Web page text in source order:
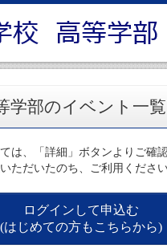
学部のイベント一覧
は、「詳細」ボタンよりご確
ただいたのち、ご利用ください
ログインして申込む
(はじめての方もこちらから)